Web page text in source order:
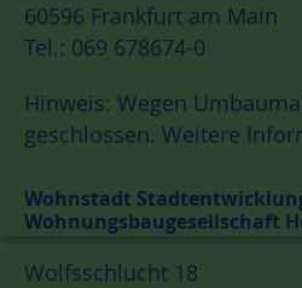
60596 Frankfurt am Main
Tel.: 069 678674-0
Hinweis: Wegen
geschlossen. Weitere
Wohnstadt
Wohnungsbaugesellschaft
Wolfsschlucht 18